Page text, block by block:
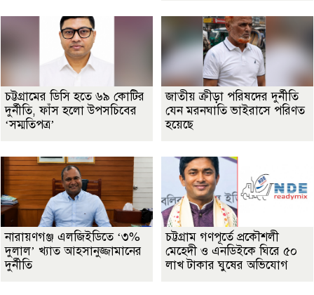
চট্টগ্রামের ডিসি হতে ৬৯ কোটির
দুর্নীতি, ফাঁস হলো উপসচিবের
‘সম্মতিপত্র’
জাতীয় ক্রীড়া পরিষদের দুর্নীতি
যেন মরনঘাতি ভাইরাসে পরিণত
হয়েছে
নারায়ণগঞ্জ এলজিইডিতে ‘৩%
দুলাল’ খ্যাত আহসানুজ্জামানের
দুর্নীতি
চট্টগ্রাম গণপূর্তে প্রকৌশলী
মেহেদী ও এনডিইকে ঘিরে ৫০
লাখ টাকার ঘুষের অভিযোগ